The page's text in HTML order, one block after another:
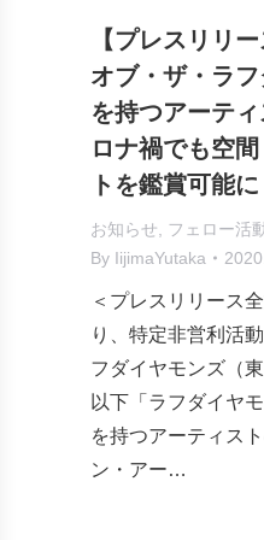
【プレスリリ
オブ・ザ・ラ
を持つアーテ
ロナ禍でも空
トを鑑賞可能に
お知らせ フェロー活
By IijimaYutaka
＜プレスリリース
り、特定非営利活
フダイヤモンズ（
以下「ラフダイヤ
を持つアーティス
ン・アー…